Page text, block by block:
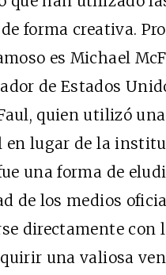
forma creativa.
es Michael
de Estados
quien utilizó
en lugar de la
una forma de
de los medios
directamentecon
una valiosa